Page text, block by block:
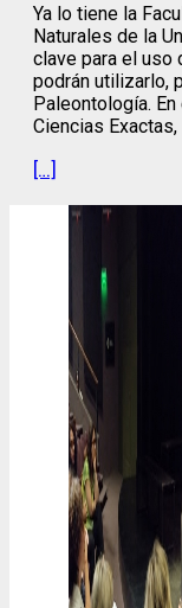
Ya lo tiene la
Naturales de la
clave para el uso
podrán utilizarlo,
Paleontología.
Ciencias
[…]